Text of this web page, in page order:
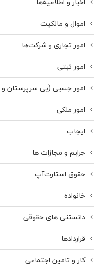
اموال و مالکیت
امور تجاری و شرکت‌ها
امور ثبتی
امور حِسبی (بی سرپرستان و
امور ملکی
ایجاب
جرایم و مجازات ها
حقوق استارت‌آپ
خانواده
دانستنی های حقوقی
قراردادها
کار و تامین اجتماعی